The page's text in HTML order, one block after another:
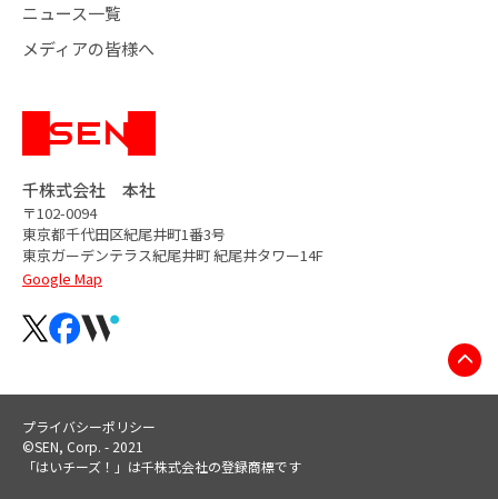
千株式会社 本社
〒102-0094
東京都千代田区紀尾井町1番3号
東京ガーデンテラス紀尾井町紀尾井タワー14F
Google Map
ニュース一覧
メディアの皆様へ
プライバシーポリシー
©SEN, Corp. - 2021
「はいチーズ！」は千株式会社の登録商標です